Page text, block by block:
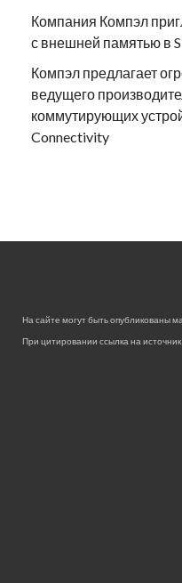
Компания Компэл
с внешней памятью в
Компэл предлагает
ведущего
коммутирующих
Connectivity
На сайте могут быть опубликованы
При цитировании ссылка на источник